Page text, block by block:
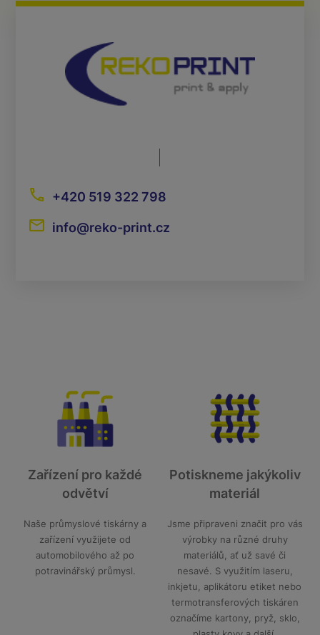
+420 519 322 798
info@reko-print.cz
Zařízení pro každé
odvětví
Naše průmyslové tiskárny a
zařízení využijete od
automobilového až po
potravinářský průmysl.
Potiskneme jakýkoliv
materiál
Jsme připraveni značit pro vás
výrobky na různé druhy
materiálů, ať už savé či
nesavé. S využitím laseru,
inkjetu, aplikátoru etiket nebo
termotransferových tiskáren
označíme kartony, pryž, sklo,